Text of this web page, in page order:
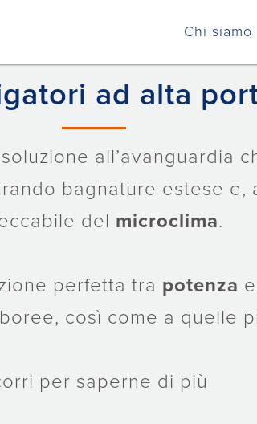
Chi siamo
Microirrigatori
ad alta
all’avanguardia
bagnature estese e,
del microclima.
perfetta tra potenza
così come a quelle
per saperne di più